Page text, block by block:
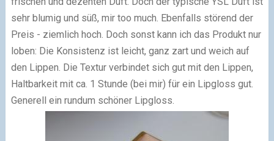
sehr blumig und süß, mir too much. Ebenfalls störend der
Preis - ziemlich hoch. Doch sonst kann ich das Produkt nur
loben: Die Konsistenz ist leicht, ganz zart und weich auf
den Lippen. Die Textur verbindet sich gut mit den Lippen,
Haltbarkeit mit ca. 1 Stunde (bei mir) für ein Lipgloss gut.
Generell ein rundum schöner Lipgloss.